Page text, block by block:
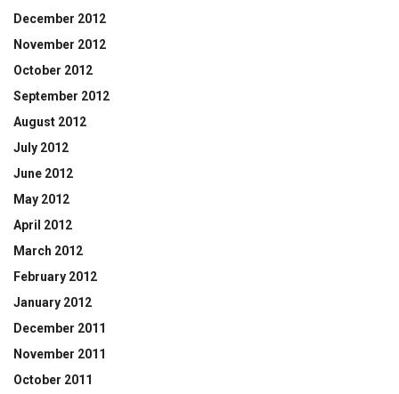
December 2012
November 2012
October 2012
September 2012
August 2012
July 2012
June 2012
May 2012
April 2012
March 2012
February 2012
January 2012
December 2011
November 2011
October 2011